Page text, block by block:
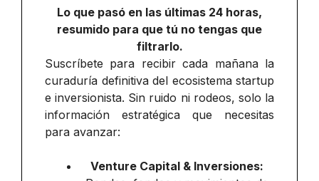
Lo que pasó en las últimas 24 horas,
resumido para que tú no tengas que
filtrarlo.
Suscríbete para recibir cada mañana la
curaduría definitiva del ecosistema startup
e inversionista. Sin ruido ni rodeos, solo la
información estratégica que necesitas
para avanzar:
Venture Capital & Inversiones: